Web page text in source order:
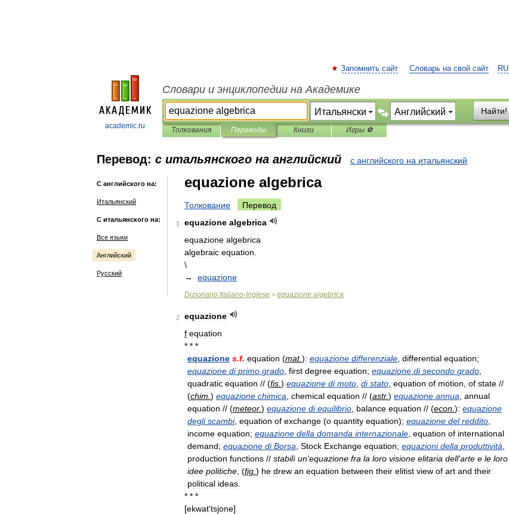
academic.ru
RU
Запомнить сайт Словарь на свой сайт
Словари и энциклопедии на Академике
Найти!
Толкования Переводы Книги Игры ⚽
Перевод: с итальянского на английский с английского на итальянский
С английского на:
Итальянский
С итальянского на:
Все языки
Английский
Русский
equazione algebrica
Толкование Перевод
1 equazione algebrica
equazione algebrica
algebraic equation
\
→ equazione
Dizionario Italiano-Inglese > equazione algebrica
2
equazione
f equation
* * *
equazione s.f. equation (mat.): equazione differenziale differential equation;
equazione di primo grado first degree equation; equazione di secondo grado
quadratic equation // (fis ) equazione di moto di stato equation of motion of state //
(chim ) equazione chimica chemical equation // (astr.) equazione annua annual
equation // (meteor.) equazione di equilibrio balance equation // (econ ): equazione
degli scambi, equation of exchange (o quantity equation); equazione del reddito
income equation; equazione della domanda internazionale equation of international
demand; equazione di Borsa Stock Exchange equation; equazioni della produttività
production functions // stabilì un'equazione fra la loro visione elitaria dell'arte e le loro
idee politiche , (fig ) he drew an equation between their elitist view of art and their
political ideas
* * *
[ekwat'tsjone]